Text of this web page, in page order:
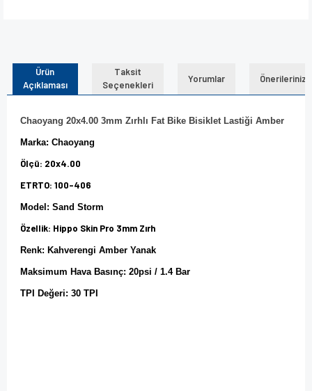
Ürün
Açıklaması
Taksit
Seçenekleri
Yorumlar Önerileriniz
Chaoyang 20x4.00 3mm Zırhlı Fat Bike Bisiklet Lastiği Amber
Marka: Chaoyang
Ölçü: 20x4.00
ETRTO: 100-406
Model: Sand Storm
Özellik: Hippo Skin Pro 3mm Zırh
Renk: Kahverengi Amber Yanak
Maksimum Hava Basınç: 20psi / 1.4 Bar
TPI Değeri: 30 TPI